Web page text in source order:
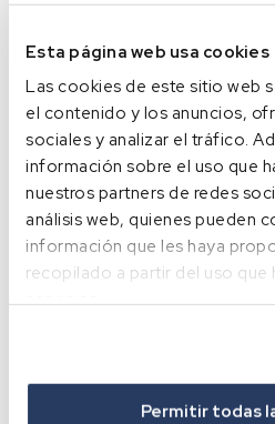
Esta página web usa cookies
Las cookies de este sitio web
el contenido y los anuncios,
sociales y analizar el tráfico.
información sobre el uso que
nuestros partners de redes
análisis web, quienes pueden
información que les haya
recopilado a partir del uso que
servicios.
Permitir todas
Leave a Reply